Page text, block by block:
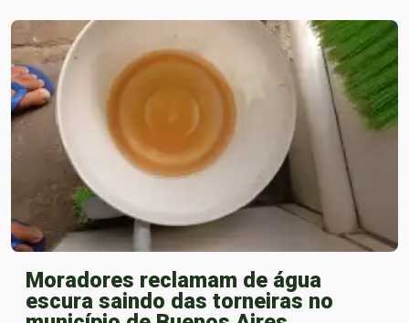
Moradores reclamam de água
escura saindo das torneiras no